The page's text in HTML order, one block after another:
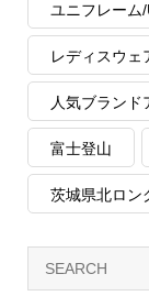
ユニフレーム
レディスウェ
人気ブランド
富士登山
茨城県北ロン